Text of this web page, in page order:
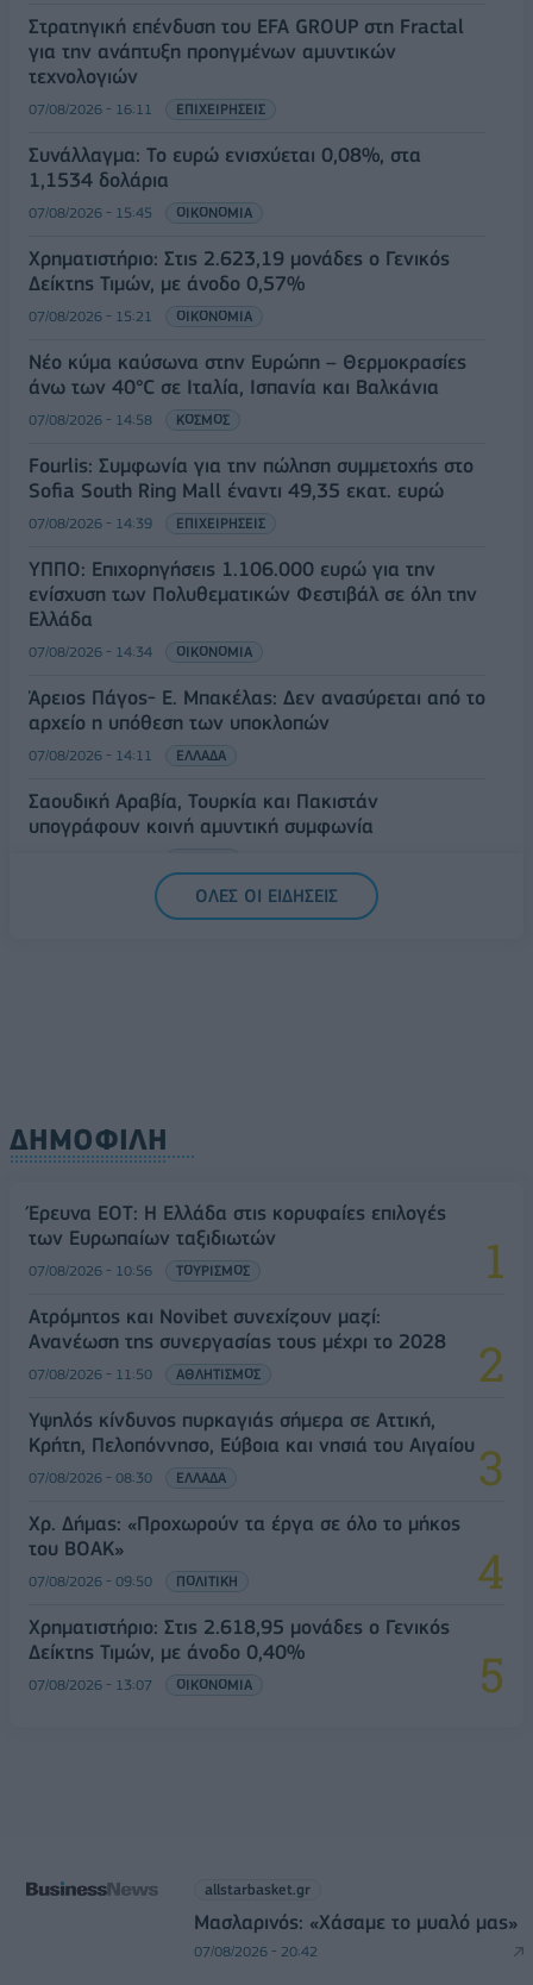
Στρατηγική επένδυση του EFA GROUP στη Fractal
για την ανάπτυξη προηγμένων αμυντικών
τεχνολογιών
07/08/2026 - 16:11 ΕΠΙΧΕΙΡΗΣΕΙΣ
Συνάλλαγμα: Το ευρώ ενισχύεται 0,08%, στα
1,1534 δολάρια
07/08/2026 - 15:45 ΟΙΚΟΝΟΜΙΑ
Χρηματιστήριο: Στις 2.623,19 μονάδες ο Γενικός
Δείκτης Τιμών, με άνοδο 0,57%
07/08/2026 - 15:21 ΟΙΚΟΝΟΜΙΑ
Νέο κύμα καύσωνα στην Ευρώπη – Θερμοκρασίες
άνω των 40°C σε Ιταλία, Ισπανία και Βαλκάνια
07/08/2026 - 14:58 ΚΟΣΜΟΣ
Fourlis: Συμφωνία για την πώληση συμμετοχής στο
Sofia South Ring Mall έναντι 49,35 εκατ. ευρώ
07/08/2026 - 14:39 ΕΠΙΧΕΙΡΗΣΕΙΣ
ΥΠΠΟ: Επιχορηγήσεις 1.106.000 ευρώ για την
ενίσχυση των Πολυθεματικών Φεστιβάλ σε όλη την
Ελλάδα
07/08/2026 - 14:34 ΟΙΚΟΝΟΜΙΑ
Άρειος Πάγος- Ε. Μπακέλας: Δεν ανασύρεται από το
αρχείο η υπόθεση των υποκλοπών
07/08/2026 - 14:11 ΕΛΛΑΔΑ
Σαουδική Αραβία, Τουρκία και Πακιστάν
υπογράφουν κοινή αμυντική συμφωνία
ΟΛΕΣ ΟΙ ΕΙΔΗΣΕΙΣ
ΔΗΜΟΦΙΛΗ
Έρευνα ΕΟΤ: Η Ελλάδα στις κορυφαίες επιλογές
των Ευρωπαίων ταξιδιωτών
07/08/2026 - 10:56 ΤΟΥΡΙΣΜΟΣ
Ατρόμητος και Novibet συνεχίζουν μαζί:
Ανανέωση της συνεργασίας τους μέχρι το 2028
07/08/2026 - 11:50 ΑΘΛΗΤΙΣΜΟΣ
Υψηλός κίνδυνος πυρκαγιάς σήμερα σε Αττική,
Κρήτη, Πελοπόννησο, Εύβοια και νησιά του Αιγαίου
07/08/2026 - 08:30 ΕΛΛΑΔΑ
Χρ. Δήμας: «Προχωρούν τα έργα σε όλο το μήκος
του ΒΟΑΚ»
07/08/2026 - 09:50 ΠΟΛΙΤΙΚΗ
Χρηματιστήριο: Στις 2.618,95 μονάδες ο Γενικός
Δείκτης Τιμών, με άνοδο 0,40%
07/08/2026 - 13:07 ΟΙΚΟΝΟΜΙΑ
allstarbasket.gr
Μασλαρινός: «Χάσαμε το μυαλό μας»
07/08/2026 - 20:42